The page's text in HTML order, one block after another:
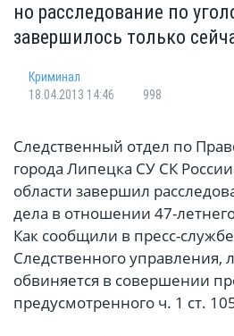
но расследование по
завершилось только
Криминал
18.04.2013 14:46
998
Следственный отдел по
города Липецка СУ СК
области завершил
дела в отношении 47-
Как сообщили в пресс-
Следственного управления,
обвиняется в совершении
предусмотренного ч. 1 ст.